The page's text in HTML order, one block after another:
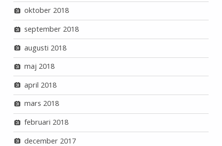
oktober 2018
september 2018
augusti 2018
maj 2018
april 2018
mars 2018
februari 2018
december 2017